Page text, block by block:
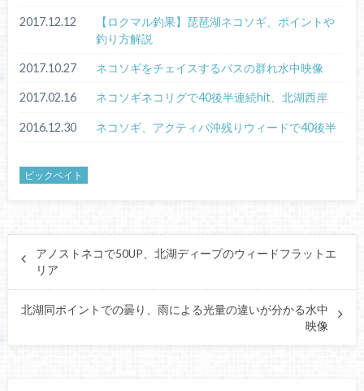
2017.12.12
【ロクマル釣果】琵琶湖ネコソギ、ポイントや
釣り方解説
2017.10.27 ネコソギをチェイスするバスの群れ水中映像
2017.02.16 ネコソギネコリグで40後半連続hit、北湖西岸
2016.12.30 ネコソギ、アクティバ沖残りウィードで40後半
ビックベイト
アノストネコで50UP、北湖ディープのウィードフラットエ
リア
北湖同ポイントでの曇り、雨による光量の違いが分かる水中
映像